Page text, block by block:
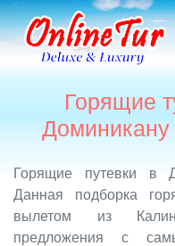
Горящие
Доминикану
Горящие путевки в
Данная подборка
вылетом из
предложения с